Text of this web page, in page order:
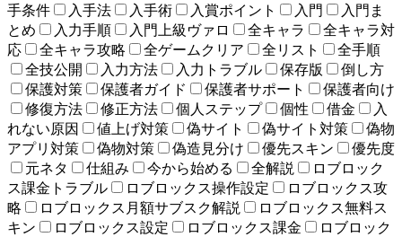
手条件
入手法 入手術 入賞ポイント 入門
入門ま
とめ
入力手順 入門上級ヴァロ 全キャラ
全キャラ対
応
全キャラ攻略 全ゲームクリア 全リスト
全手順
全技公開
入力方法 入力トラブル 保存版
倒し方
保護対策
保護者ガイド 保護者サポート
保護者向け
修復方法
修正方法 個人ステップ 個性 借金
入
れない原因
値上げ対策 偽サイト 偽サイト対策
偽物
アプリ対策
偽物対策 偽造見分け 優先スキン
優先度
元ネタ
仕組み 今から始める 全解説
ロブロック
ス課金トラブル
ロブロックス操作設定
ロブロックス攻
略
ロブロックス月額サブスク解説
ロブロックス無料ス
キン
ロブロックス設定 ロブロックス課金
ロブロック